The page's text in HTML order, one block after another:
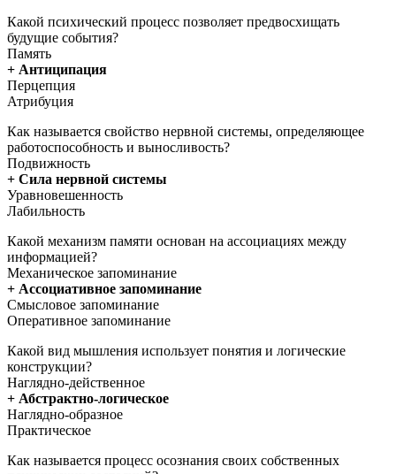
Какой психический процесс позволяет предвосхищать
будущие события?
Память
+ Антиципация
Перцепция
Атрибуция
Как называется свойство нервной системы, определяющее
работоспособность и выносливость?
Подвижность
+ Сила нервной системы
Уравновешенность
Лабильность
Какой механизм памяти основан на ассоциациях между
информацией?
Механическое запоминание
+ Ассоциативное запоминание
Смысловое запоминание
Оперативное запоминание
Какой вид мышления использует понятия и логические
конструкции?
Наглядно-действенное
+ Абстрактно-логическое
Наглядно-образное
Практическое
Как называется процесс осознания своих собственных